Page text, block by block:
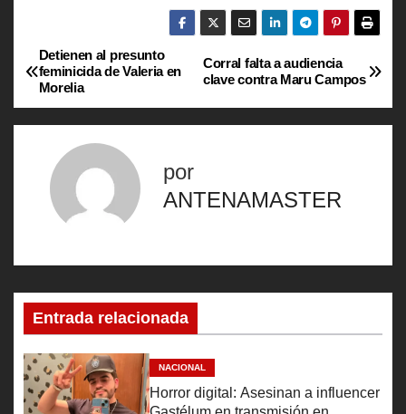
N
a
c
i
ó
Corral falta a audiencia
clave contra Maru Campos
Detienen al presunto
feminicida de Valeria en
Morelia
por
ANTENAMASTER
Entrada relacionada
NACIONAL
Horror digital: Asesinan a influencer